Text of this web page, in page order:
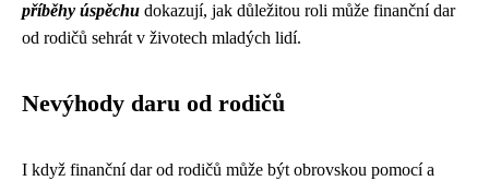
příběhy úspěchu dokazují, jak důležitou roli může finanční dar
od rodičů sehrát v životech mladých lidí.
Nevýhody daru od rodičů
I když finanční dar od rodičů může být obrovskou pomocí a